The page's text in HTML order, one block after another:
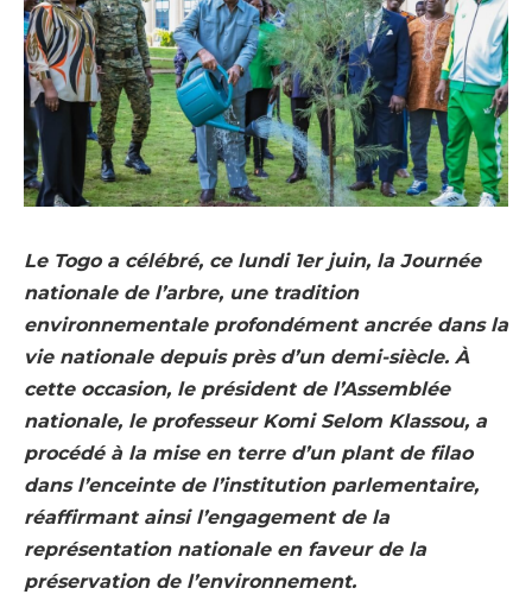
Le Togo a célébré, ce lundi 1er juin, la Journée
nationale de l’arbre, une tradition
environnementale profondément ancrée dans la
vie nationale depuis près d’un demi-siècle. À
cette occasion, le président de l’Assemblée
nationale, le professeur Komi Selom Klassou, a
procédé à la mise en terre d’un plant de filao
dans l’enceinte de l’institution parlementaire,
réaffirmant ainsi l’engagement de la
représentation nationale en faveur de la
préservation de l’environnement.